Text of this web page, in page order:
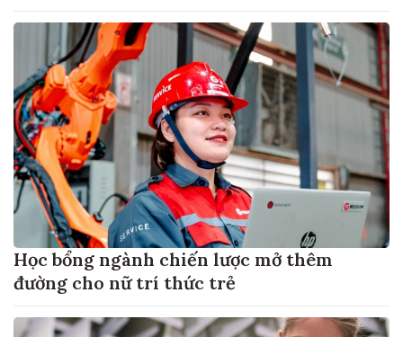
Học bổng ngành chiến lược mở thêm
đường cho nữ trí thức trẻ